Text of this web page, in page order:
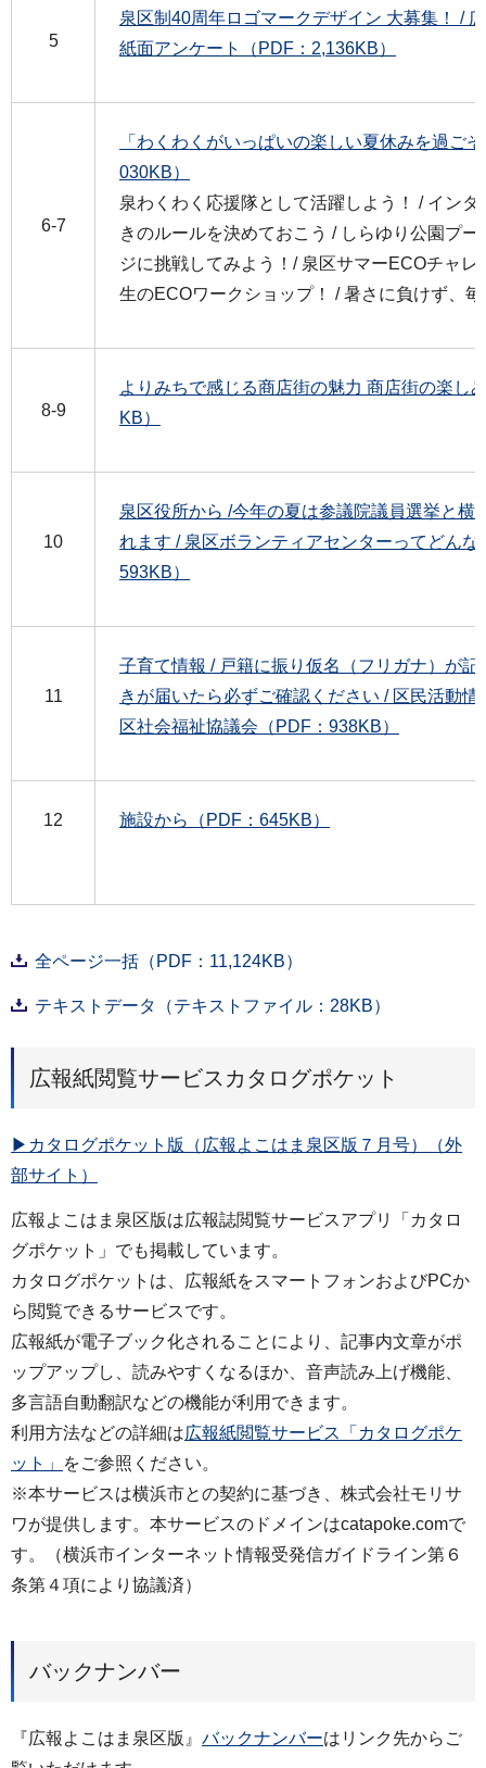
5
泉区制40周年ロゴマークデザイン 大募集！ /
紙面アンケート（PDF：2,136KB）
6-7
「わくわくがいっぱいの楽しい夏休みを過ご
030KB）
泉わくわく応援隊として活躍しよう！ / イン
きのルールを決めておこう / しらゆり公園プー
ジに挑戦してみよう！/ 泉区サマーECOチャレ
生のECOワークショップ！ / 暑さに負けず、
8-9
よりみちで感じる商店街の魅力 商店街の楽し
KB）
10
泉区役所から /今年の夏は参議院議員選挙と横
れます / 泉区ボランティアセンターってどん
593KB）
11
子育て情報 / 戸籍に振り仮名（フリガナ）が
きが届いたら必ずご確認ください / 区民活動情
区社会福祉協議会（PDF：938KB）
12 施設から（PDF：645KB）
全ページ一括（PDF：11,124KB）
テキストデータ（テキストファイル：28KB）
広報紙閲覧サービスカタログポケット
▶カタログポケット版（広報よこはま泉区版７月号）（外
部サイト）
広報よこはま泉区版は広報誌閲覧サービスアプリ「カタロ
グポケット」でも掲載しています。
カタログポケットは、広報紙をスマートフォンおよびPCか
ら閲覧できるサービスです。
広報紙が電子ブック化されることにより、記事内文章がポ
ップアップし、読みやすくなるほか、音声読み上げ機能、
多言語自動翻訳などの機能が利用できます。
利用方法などの詳細は広報紙閲覧サービス「カタログポケ
ット」
をご参照ください。
※本サービスは横浜市との契約に基づき、株式会社モリサ
ワが提供します。本サービスのドメインはcatapoke.comで
す。（横浜市インターネット情報受発信ガイドライン第６
条第４項により協議済）
バックナンバー
『広報よこはま泉区版』 バックナンバーはリンク先からご